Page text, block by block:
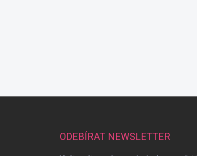
ODEBÍRAT NEWSLETTER